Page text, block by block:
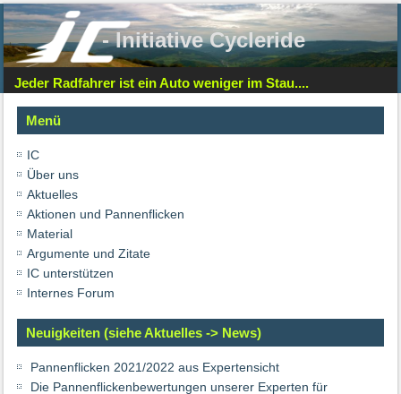
- Initiative Cycleride
Jeder Radfahrer ist ein Auto weniger im Stau....
Menü
IC
Über uns
Aktuelles
Aktionen und Pannenflicken
Material
Argumente und Zitate
IC unterstützen
Internes Forum
Neuigkeiten (siehe Aktuelles -> News)
Pannenflicken 2021/2022 aus Expertensicht
Die Pannenflickenbewertungen unserer Experten für